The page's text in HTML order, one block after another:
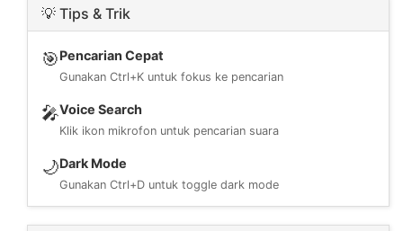
💡 Tips & Trik
🎯Pencarian Cepat
Gunakan Ctrl+K untuk fokus ke pencarian
🎤Voice Search
Klik ikon mikrofon untuk pencarian suara
🌙Dark Mode
Gunakan Ctrl+D untuk toggle dark mode